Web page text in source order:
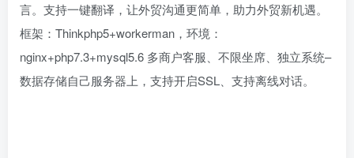
言。支持一键翻译，让外贸沟通更简单，助力外贸新机遇。
框架：Thinkphp5+workerman，环境：
nginx+php7.3+mysql5.6 多商户客服、不限坐席、独立系统–
数据存储自己服务器上，支持开启SSL、支持离线对话。